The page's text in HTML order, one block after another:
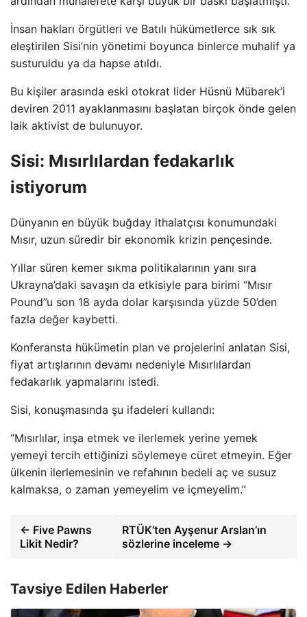
İnsan hakları örgütleri ve Batılı hükümetlerce sık sık
eleştirilen Sisi’nin yönetimi boyunca binlerce muhalif ya
susturuldu ya da hapse atıldı.
Bu kişiler arasında eski otokrat lider Hüsnü Mübarek’i
deviren 2011 ayaklanmasını başlatan birçok önde gelen
laik aktivist de bulunuyor.
Sisi: Mısırlılardan fedakarlık
istiyorum
Dünyanın en büyük buğday ithalatçısı konumundaki
Mısır, uzun süredir bir ekonomik krizin pençesinde.
Yıllar süren kemer sıkma politikalarının yanı sıra
Ukrayna’daki savaşın da etkisiyle para birimi “Mısır
Pound”u son 18 ayda dolar karşısında yüzde 50’den
fazla değer kaybetti.
Konferansta hükümetin plan ve projelerini anlatan Sisi,
fiyat artışlarının devamı nedeniyle Mısırlılardan
fedakarlık yapmalarını istedi.
Sisi, konuşmasında şu ifadeleri kullandı:
“Mısırlılar, inşa etmek ve ilerlemek yerine yemek
yemeyi tercih ettiğinizi söylemeye cüret etmeyin. Eğer
ülkenin ilerlemesinin ve refahının bedeli aç ve susuz
kalmaksa, o zaman yemeyelim ve içmeyelim.”
← Five Pawns
Likit Nedir?
RTÜK’ten Ayşenur Arslan’ın
sözlerine inceleme →
Tavsiye Edilen Haberler